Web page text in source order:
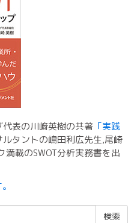
表の川﨑英樹の共著 「実践
タントの嶋田利広先生,尾崎
載のSWOT分析実務書を出